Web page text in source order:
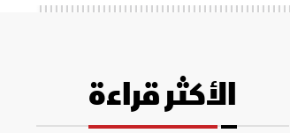
الأكثر قراءة